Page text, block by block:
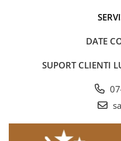
DATE
SUPORT CLIENTI